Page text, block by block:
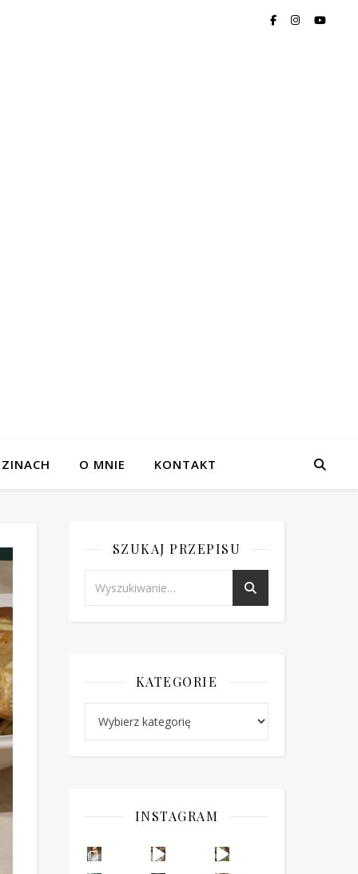
O MNIE KONTAKT
SZUKAJ PRZEPISU
KATEGORIE
INSTAGRAM
Ten deser to prawdziwy HIT PRL-u! Wafle przełożo